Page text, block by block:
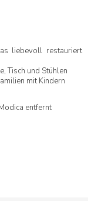
liebevoll restauriert
Tisch und Stühlen
mit Kindern
entfernt